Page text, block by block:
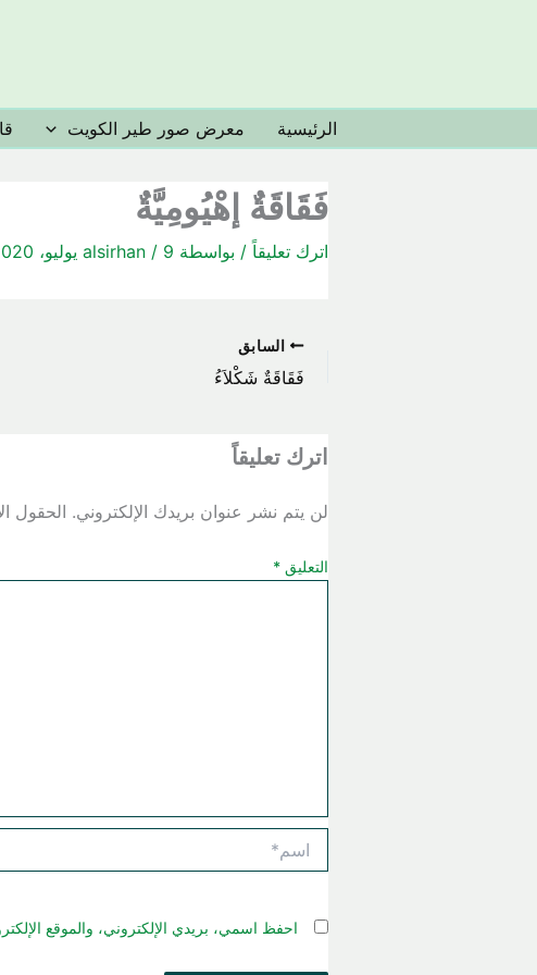
الرئيسية معرض صور طير الكويت
فَقَاقَةٌ إهْيُومِيَّةٌ
اترك تعليقاً / بواسطة alsirhan / 9 يوليو، 2020
السابق
فَقَاقَةٌ شَكْلاَءُ
اترك تعليقاً
لن يتم نشر عنوان بريدك الإلكتروني. الحقول
التعليق *
احفظ اسمي، بريدي الإلكتروني، والموقع